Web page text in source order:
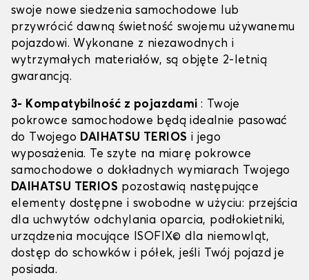
swoje nowe siedzenia samochodowe lub
przywrócić dawną świetność swojemu używanemu
pojazdowi. Wykonane z niezawodnych i
wytrzymałych materiałów, są objęte 2-letnią
gwarancją.
3- Kompatybilność z pojazdami : Twoje
pokrowce samochodowe będą idealnie pasować
do Twojego DAIHATSU TERIOS i jego
wyposażenia. Te szyte na miarę pokrowce
samochodowe o dokładnych wymiarach Twojego
DAIHATSU TERIOS pozostawią następujące
elementy dostępne i swobodne w użyciu: przejścia
dla uchwytów odchylania oparcia, podłokietniki,
urządzenia mocujące ISOFIX© dla niemowląt,
dostęp do schowków i półek, jeśli Twój pojazd je
posiada.